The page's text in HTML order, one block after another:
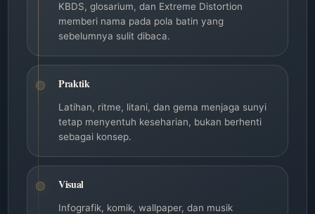
KBDS, glosarium, dan Extreme Distortion
memberi nama pada pola batin yang
sebelumnya sulit dibaca.
Praktik
Latihan, ritme, litani, dan gema menjaga sunyi
tetap menyentuh keseharian, bukan berhenti
sebagai konsep.
Visual
Infografik, komik, wallpaper, dan musik